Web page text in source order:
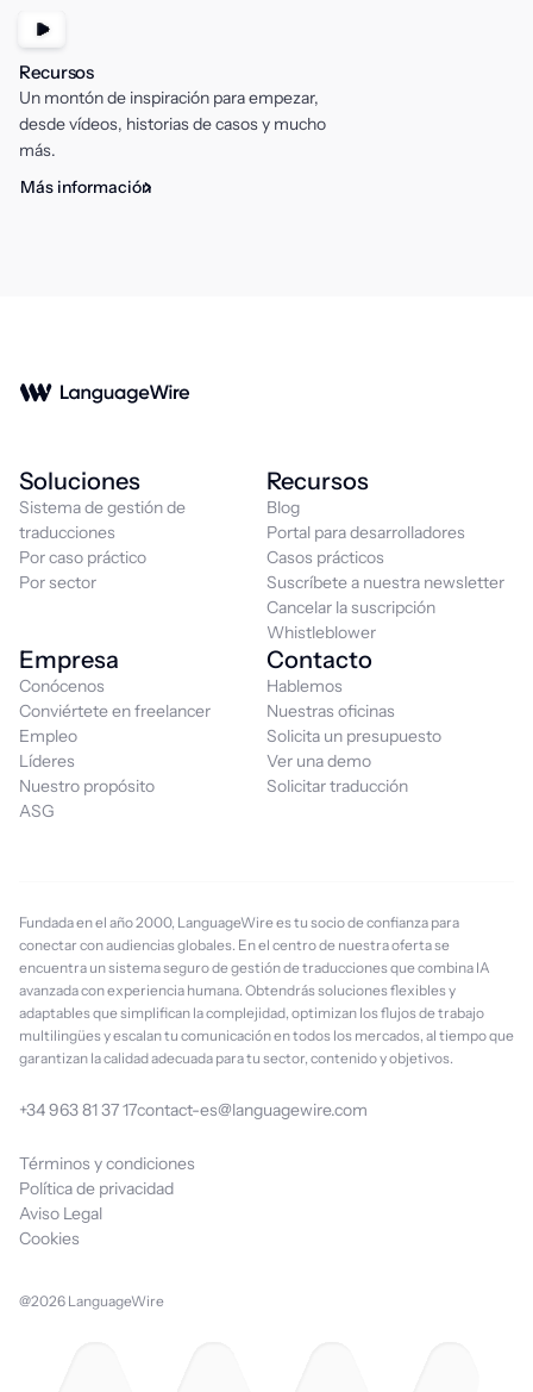
Recursos
Un montón de inspiración para empezar,
desde vídeos, historias de casos y mucho
más.
Más información
Soluciones
Sistema de gestión de
traducciones
Por caso práctico
Por sector
Recursos
Blog
Portal para desarrolladores
Casos prácticos
Suscríbete a nuestra newsletter
Cancelar la suscripción
Whistleblower
Empresa
Conócenos
Conviértete en freelancer
Empleo
Líderes
Nuestro propósito
ASG
Contacto
Hablemos
Nuestras oficinas
Solicita un presupuesto
Ver una demo
Solicitar traducción
Fundada en el año 2000, LanguageWire es tu socio de confianza para
conectar con audiencias globales. En el centro de nuestra oferta se
encuentra un sistema seguro de gestión de traducciones que combina IA
avanzada con experiencia humana. Obtendrás soluciones flexibles y
adaptables que simplifican la complejidad, optimizan los flujos de trabajo
multilingües y escalan tu comunicación en todos los mercados, al tiempo que
garantizan la calidad adecuada para tu sector, contenido y objetivos.
+34 963 81 37 17contact-es@languagewire.com
Términos y condiciones
Política de privacidad
Aviso Legal
Cookies
@2026 LanguageWire